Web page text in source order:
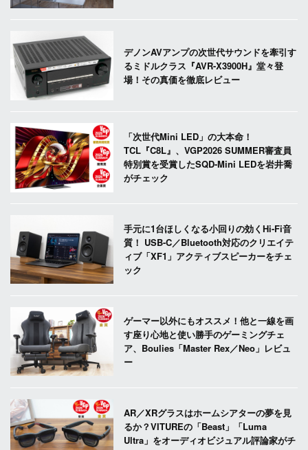
デノンAVアンプの次世代サウンドを牽引す
るミドルクラス『AVR-X3900H』堂々登
場！その真価を徹底レビュー
「次世代Mini LED」の大本命！
TCL『C8L』、VGP2026 SUMMER審査員
特別賞を受賞したSQD-Mini LEDを岩井喬
がチェック
手元に1台ほしくなる小回りの効くHi-Fi音
質！ USB-C／Bluetooth対応のクリエイテ
ィブ「XF1」アクティブスピーカーをチェ
ック
ゲーマー以外にもオススメ！他と一線を画
す座り心地と使い勝手のゲーミングチェ
ア、Boulies「Master Rex／Neo」レビュ
ー
AR／XRグラスはホームシアターの夢を見
るか？VITUREの「Beast」「Luma
Ultra」をオーディオビジュアル評論家がチ